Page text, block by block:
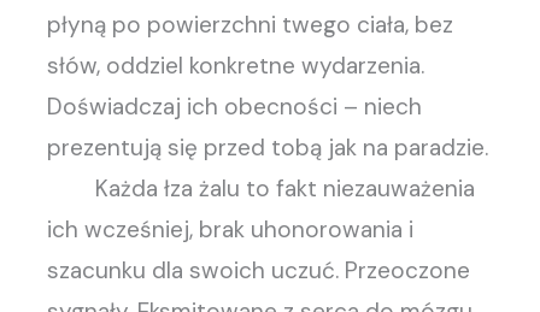
płyną po powierzchni twego ciała, bez
słów, oddziel konkretne wydarzenia.
Doświadczaj ich obecności – niech
prezentują się przed tobą jak na paradzie.
Każda łza żalu to fakt niezauważenia
ich wcześniej, brak uhonorowania i
szacunku dla swoich uczuć. Przeoczone